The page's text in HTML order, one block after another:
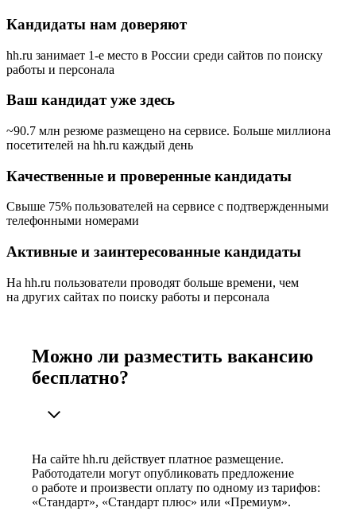
Кандидаты нам доверяют
hh.ru занимает 1-е место в России среди сайтов по поиску
работы и персонала
Ваш кандидат уже здесь
~90.7 млн резюме размещено на сервисе. Больше миллиона
посетителей на hh.ru каждый день
Качественные и проверенные кандидаты
Свыше 75% пользователей на сервисе с подтвержденными
телефонными номерами
Активные и заинтересованные кандидаты
На hh.ru пользователи проводят больше времени, чем
на других сайтах по поиску работы и персонала
Можно ли разместить вакансию
бесплатно?
На сайте hh.ru действует платное размещение.
Работодатели могут опубликовать предложение
о работе и произвести оплату по одному из тарифов:
«Стандарт», «Стандарт плюс» или «Премиум».